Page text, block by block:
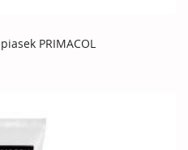
PRIMACOL